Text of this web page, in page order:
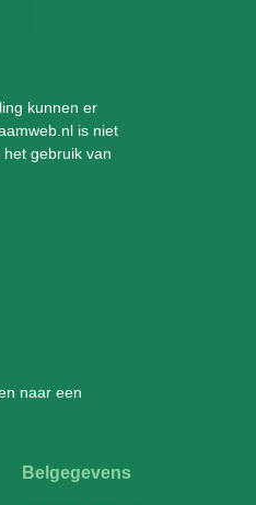
kunnen er
is niet
gebruik van
naar een
Belgegevens